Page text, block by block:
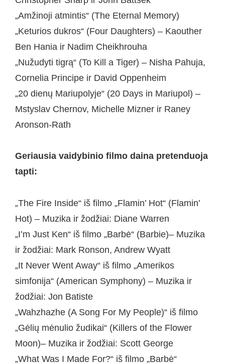
„Amžinoji atmintis“ (The Eternal Memory)
„Keturios dukros“ (Four Daughters) – Kaouther
Ben Hania ir Nadim Cheikhrouha
„Nužudyti tigrą“ (To Kill a Tiger) – Nisha Pahuja,
Cornelia Principe ir David Oppenheim
„20 dienų Mariupolyje“ (20 Days in Mariupol) –
Mstyslav Chernov, Michelle Mizner ir Raney
Aronson-Rath
Geriausia vaidybinio filmo daina pretenduoja
tapti:
„The Fire Inside“ iš filmo „Flamin’ Hot“ (Flamin’
Hot) – Muzika ir žodžiai: Diane Warren
„I’m Just Ken“ iš filmo „Barbė“ (Barbie)– Muzika
ir žodžiai: Mark Ronson, Andrew Wyatt
„It Never Went Away“ iš filmo „Amerikos
simfonija“ (American Symphony) – Muzika ir
žodžiai: Jon Batiste
„Wahzhazhe (A Song For My People)“ iš filmo
„Gėlių mėnulio žudikai“ (Killers of the Flower
Moon)– Muzika ir žodžiai: Scott George
„What Was I Made For?“ iš filmo „Barbė“